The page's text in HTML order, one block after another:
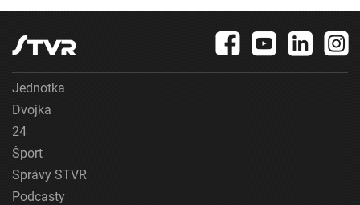
Jednotka
Dvojka
24
Šport
Správy STVR
Podcasty